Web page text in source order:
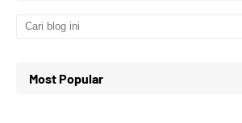
Most Popular